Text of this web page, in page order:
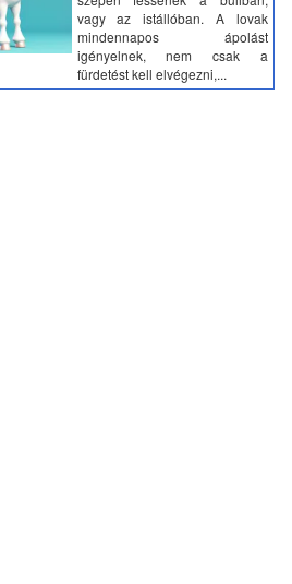
vagy az istállóban. A lovak
mindennapos ápolást
igényelnek, nem csak a
fürdetést kell elvégezni,...